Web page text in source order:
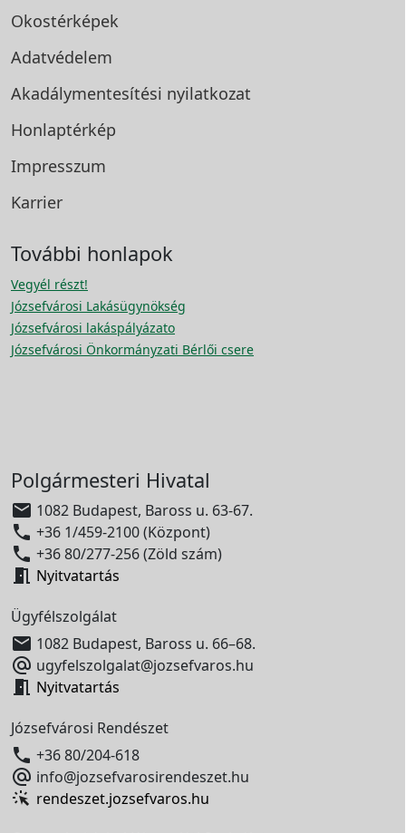
Okostérképek
Adatvédelem
Akadálymentesítési nyilatkozat
Honlaptérkép
Impresszum
Karrier
További honlapok
Vegyél részt!
Józsefvárosi Lakásügynökség
Józsefvárosi lakáspályázato
Józsefvárosi Önkormányzati Bérlői csere
Polgármesteri Hivatal
 1082 Budapest, Baross u. 63-67.
 +36 1/459-2100 (Központ)
 +36 80/277-256 (Zöld szám)
 Nyitvatartás
Ügyfélszolgálat
 1082 Budapest, Baross u. 66–68.
 ugyfelszolgalat@jozsefvaros.hu
 Nyitvatartás
Józsefvárosi Rendészet
 +36 80/204-618
 info@jozsefvarosirendeszet.hu
rendeszet.jozsefvaros.hu